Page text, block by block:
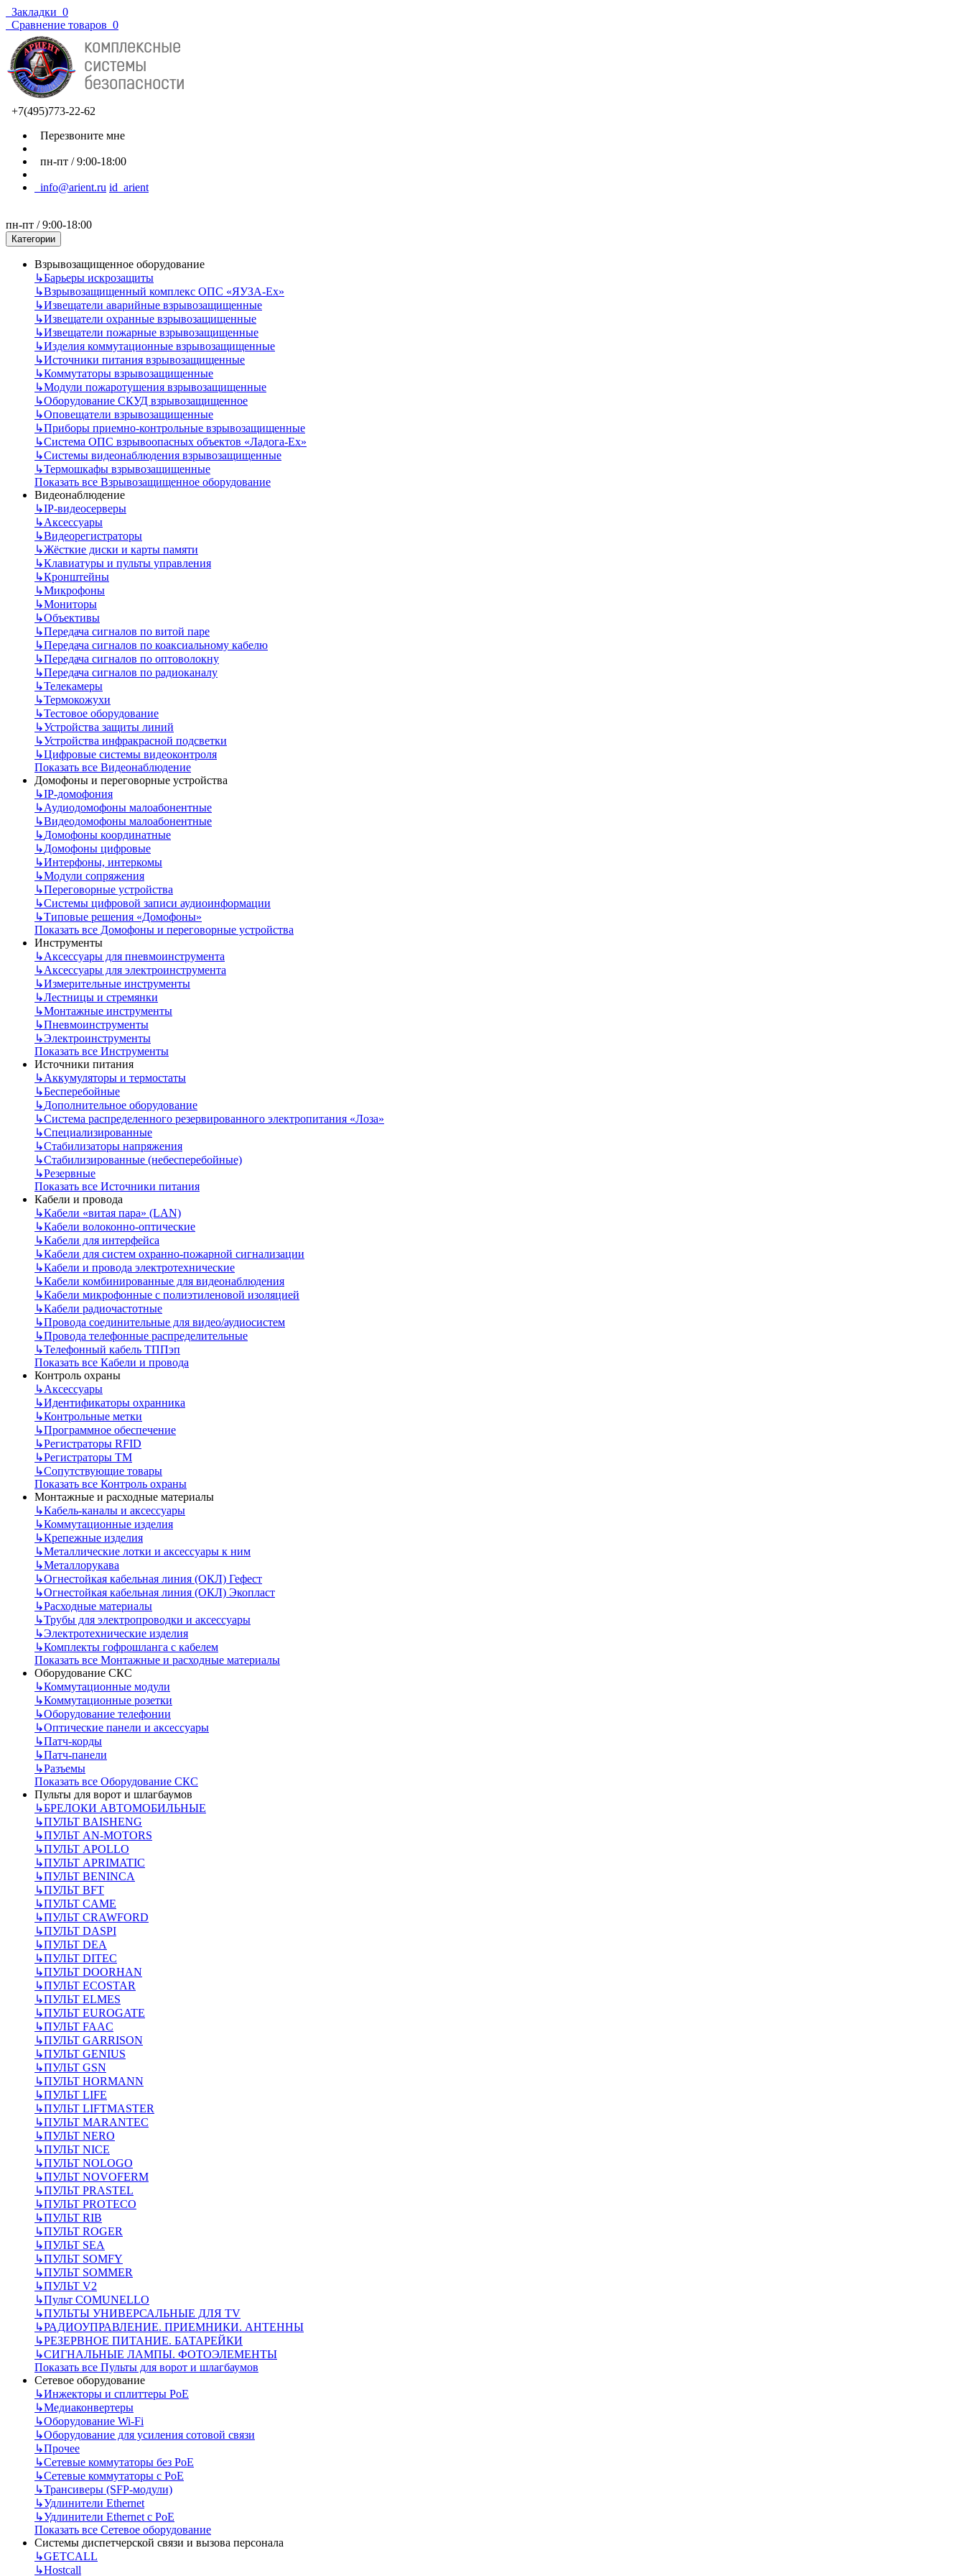
Закладки 0
Сравнение товаров 0
+7(495)773-22-62
Перезвоните мне
пн-пт / 9:00-18:00
info@arient.ru id_arient
пн-пт / 9:00-18:00
Категории
Взрывозащищенное оборудование
↳Барьеры искрозащиты
↳Взрывозащищенный комплекс ОПС «ЯУЗА-Ех»
↳Извещатели аварийные взрывозащищенные
↳Извещатели охранные взрывозащищенные
↳Извещатели пожарные взрывозащищенные
↳Изделия коммутационные взрывозащищенные
↳Источники питания взрывозащищенные
↳Коммутаторы взрывозащищенные
↳Модули пожаротушения взрывозащищенные
↳Оборудование СКУД взрывозащищенное
↳Оповещатели взрывозащищенные
↳Приборы приемно-контрольные взрывозащищенные
↳Система ОПС взрывоопасных объектов «Ладога-Ex»
↳Системы видеонаблюдения взрывозащищенные
↳Термошкафы взрывозащищенные
Показать все Взрывозащищенное оборудование
Видеонаблюдение
↳IP-видеосерверы
↳Аксессуары
↳Видеорегистраторы
↳Жёсткие диски и карты памяти
↳Клавиатуры и пульты управления
↳Кронштейны
↳Микрофоны
↳Мониторы
↳Объективы
↳Передача сигналов по витой паре
↳Передача сигналов по коаксиальному кабелю
↳Передача сигналов по оптоволокну
↳Передача сигналов по радиоканалу
↳Телекамеры
↳Термокожухи
↳Тестовое оборудование
↳Устройства защиты линий
↳Устройства инфракрасной подсветки
↳Цифровые системы видеоконтроля
Показать все Видеонаблюдение
Домофоны и переговорные устройства
↳IP-домофония
↳Аудиодомофоны малоабонентные
↳Видеодомофоны малоабонентные
↳Домофоны координатные
↳Домофоны цифровые
↳Интерфоны, интеркомы
↳Модули сопряжения
↳Переговорные устройства
↳Системы цифровой записи аудиоинформации
↳Типовые решения «Домофоны»
Показать все Домофоны и переговорные устройства
Инструменты
↳Аксессуары для пневмоинструмента
↳Аксессуары для электроинструмента
↳Измерительные инструменты
↳Лестницы и стремянки
↳Монтажные инструменты
↳Пневмоинструменты
↳Электроинструменты
Показать все Инструменты
Источники питания
↳Аккумуляторы и термостаты
↳Бесперебойные
↳Дополнительное оборудование
↳Система распределенного резервированного электропитания «Лоза»
↳Специализированные
↳Стабилизаторы напряжения
↳Стабилизированные (небесперебойные)
↳Резервные
Показать все Источники питания
Кабели и провода
↳Кабели «витая пара» (LAN)
↳Кабели волоконно-оптические
↳Кабели для интерфейса
↳Кабели для систем охранно-пожарной сигнализации
↳Кабели и провода электротехнические
↳Кабели комбинированные для видеонаблюдения
↳Кабели микрофонные с полиэтиленовой изоляцией
↳Кабели радиочастотные
↳Провода соединительные для видео/аудиосистем
↳Провода телефонные распределительные
↳Телефонный кабель ТППэп
Показать все Кабели и провода
Контроль охраны
↳Аксессуары
↳Идентификаторы охранника
↳Контрольные метки
↳Программное обеспечение
↳Регистраторы RFID
↳Регистраторы ТМ
↳Сопутствующие товары
Показать все Контроль охраны
Монтажные и расходные материалы
↳Кабель-каналы и аксессуары
↳Коммутационные изделия
↳Крепежные изделия
↳Металлические лотки и аксессуары к ним
↳Металлорукава
↳Огнестойкая кабельная линия (ОКЛ) Гефест
↳Огнестойкая кабельная линия (ОКЛ) Экопласт
↳Расходные материалы
↳Трубы для электропроводки и аксессуары
↳Электротехнические изделия
↳Комплекты гофрошланга с кабелем
Показать все Монтажные и расходные материалы
Оборудование СКС
↳Коммутационные модули
↳Коммутационные розетки
↳Оборудование телефонии
↳Оптические панели и аксессуары
↳Патч-корды
↳Патч-панели
↳Разъемы
Показать все Оборудование СКС
Пульты для ворот и шлагбаумов
↳БРЕЛОКИ АВТОМОБИЛЬНЫЕ
↳ПУЛЬТ BAISHENG
↳ПУЛЬТ AN-MOTORS
↳ПУЛЬТ APOLLO
↳ПУЛЬТ APRIMATIC
↳ПУЛЬТ BENINCA
↳ПУЛЬТ BFT
↳ПУЛЬТ CAME
↳ПУЛЬТ CRAWFORD
↳ПУЛЬТ DASPI
↳ПУЛЬТ DEA
↳ПУЛЬТ DITEC
↳ПУЛЬТ DOORHAN
↳ПУЛЬТ ECOSTAR
↳ПУЛЬТ ELMES
↳ПУЛЬТ EUROGATE
↳ПУЛЬТ FAAC
↳ПУЛЬТ GARRISON
↳ПУЛЬТ GENIUS
↳ПУЛЬТ GSN
↳ПУЛЬТ HORMANN
↳ПУЛЬТ LIFE
↳ПУЛЬТ LIFTMASTER
↳ПУЛЬТ MARANTEC
↳ПУЛЬТ NERO
↳ПУЛЬТ NICE
↳ПУЛЬТ NOLOGO
↳ПУЛЬТ NOVOFERM
↳ПУЛЬТ PRASTEL
↳ПУЛЬТ PROTECO
↳ПУЛЬТ RIB
↳ПУЛЬТ ROGER
↳ПУЛЬТ SEA
↳ПУЛЬТ SOMFY
↳ПУЛЬТ SOMMER
↳ПУЛЬТ V2
↳Пульт СOMUNELLO
↳ПУЛЬТЫ УНИВЕРСАЛЬНЫЕ ДЛЯ TV
↳РАДИОУПРАВЛЕНИЕ. ПРИЕМНИКИ. АНТЕННЫ
↳РЕЗЕРВНОЕ ПИТАНИЕ. БАТАРЕЙКИ
↳СИГНАЛЬНЫЕ ЛАМПЫ. ФОТОЭЛЕМЕНТЫ
Показать все Пульты для ворот и шлагбаумов
Сетевое оборудование
↳Инжекторы и сплиттеры РоЕ
↳Медиаконвертеры
↳Оборудование Wi-Fi
↳Оборудование для усиления сотовой связи
↳Прочее
↳Сетевые коммутаторы без РоЕ
↳Сетевые коммутаторы с РоЕ
↳Трансиверы (SFP-модули)
↳Удлинители Ethernet
↳Удлинители Ethernet с PoE
Показать все Сетевое оборудование
Системы диспетчерской связи и вызова персонала
↳GETCALL
↳Hostcall